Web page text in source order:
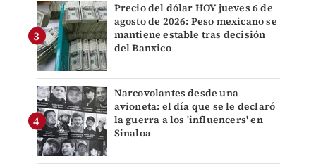
Precio del dólar HOY jueves 6 de
agosto de 2026: Peso mexicano se
mantiene estable tras decisión
del Banxico
Narcovolantes desde una
avioneta: el día que se le declaró
la guerra a los 'influencers' en
Sinaloa